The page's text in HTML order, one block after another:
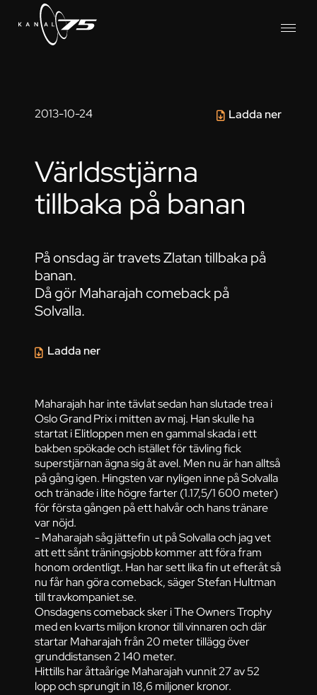
2013-10-24 Ladda ner
Världsstjärna
tillbaka på banan
På onsdag är travets Zlatan tillbaka på
banan.
Då gör Maharajah comeback på
Solvalla.
Maharajah har inte tävlat sedan han slutade trea i
Oslo Grand Prix i mitten av maj. Han skulle ha
startat i Elitloppen men en gammal skada i ett
bakben spökade och istället för tävling fick
superstjärnan ägna sig åt avel. Men nu är han alltså
på gång igen. Hingsten var nyligen inne på Solvalla
och tränade i lite högre farter (1.17,5/1 600 meter)
för första gången på ett halvår och hans tränare
var nöjd.
- Maharajah såg jättefin ut på Solvalla och jag vet
att ett sånt träningsjobb kommer att föra fram
honom ordentligt. Han har sett lika fin ut efteråt så
nu får han göra comeback, säger Stefan Hultman
till travkompaniet.se.
Onsdagens comeback sker i The Owners Trophy
med en kvarts miljon kronor till vinnaren och där
startar Maharajah från 20 meter tillägg över
grunddistansen 2 140 meter.
Hittills har åttaårige Maharajah vunnit 27 av 52
lopp och sprungit in 18,6 miljoner kronor.
Ladda ner